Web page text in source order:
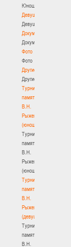
Юноши
Девушки
Девушки
Документы
Документы
Фото
Фото
Другие
Другие
Турнир
памяти
В.Н.
Рыженкова
(юноши)
Турнир
памяти
В.Н.
Рыженкова
(юноши)
Турнир
памяти
В.Н.
Рыженкова
(девушки)
Турнир
памяти
В.Н.